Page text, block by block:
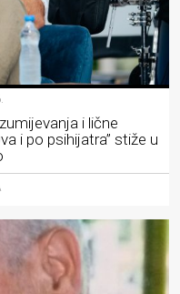
i lične
i po psihijatra” stiže u